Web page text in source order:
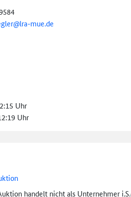
lra-mue.de
Uhr
Uhr
handelt nicht als Unternehmer